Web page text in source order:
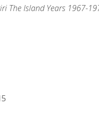
The Island Years 1967-